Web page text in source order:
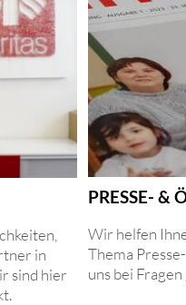
in
sind hier
PRESSE- &
Wir helfen
Thema
uns bei